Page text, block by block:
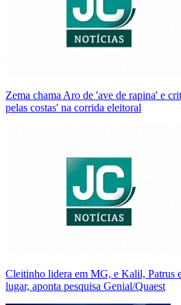
Zema chama Aro de 'ave de rapina' e
pelas costas' na corrida eleitoral
Cleitinho lidera em MG, e Kalil, Patrus
lugar, aponta pesquisa Genial/Quaest